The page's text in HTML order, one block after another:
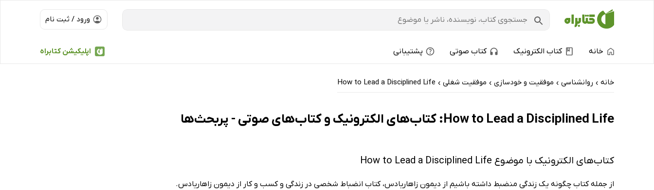
ورود / ثبت نام
اپلیکیشن کتابراه خانه کتاب الکترونیک کتاب صوتی پشتیبانی
خانه › روانشناسی › موفقیت و خودسازی › موفقیت شغلی ›
How to Lead a Disciplined Life
How to Lead a Disciplined Life: کتاب‌های الکترونیک و کتاب‌های صوتی - پربحث‌ها
کتاب‌های الکترونیک با موضوع How to Lead a Disciplined Life
از جمله کتاب چگونه یک زندگی منضبط داشته باشیم از دیمون زاهاریادس، کتاب انضباط شخصی در زندگی و کسب و کار از دیمون زاهاریادس.